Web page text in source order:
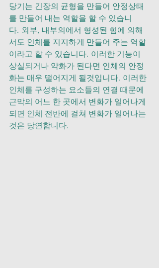
당기는 긴장의 균형을 만들어 안정상태
를 만들어 내는 역할을 할 수 있습니
다. 외부, 내부의에서 형성된 힘에 의해
서도 인체를 지지하게 만들어 주는 역할
이라고 할 수 있습니다. 이러한 기능이
상실되거나 약화가 된다면 인체의 안정
화는 매우 떨어지게 될것입니다. 이러한
인체를 구성하는 요소들의 연결 때문에
근막의 어느 한 곳에서 변화가 일어나게
되면 인체 전반에 걸쳐 변화가 일어나는
것은 당연합니다.